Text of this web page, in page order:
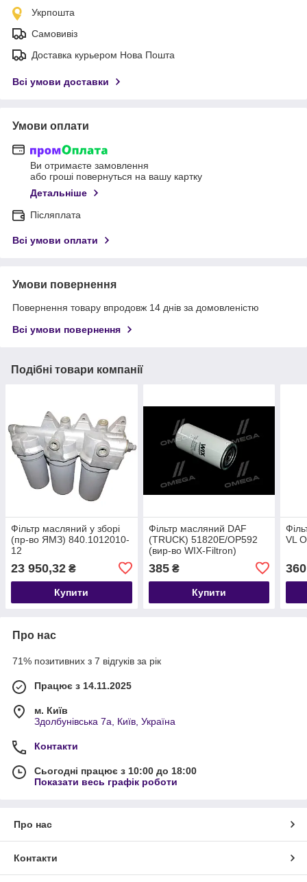
Укрпошта
Самовивіз
Доставка курьером Нова Пошта
Всі умови доставки
Умови оплати
Ви отримаєте замовлення
або гроші повернуться на вашу картку
Детальніше
Післяплата
Всі умови оплати
Умови повернення
Повернення товару впродовж 14 днів за домовленістю
Всі умови повернення
Подібні товари компанії
Фільтр масляний у зборі
(пр-во ЯМЗ) 840.1012010-
12
23 950,32 ₴
Купити
Фільтр масляний DAF
(TRUCK) 51820E/OP592
(вир-во WIX-Filtron)
385₴
Купити
VL
360
Про нас
71% позитивних з 7 відгуків за рік
Працює з 14.11.2025
м. Київ
Здолбунівська 7а, Київ, Україна
Контакти
Сьогодні працює з 10:00 до 18:00
Показати весь графік роботи
Про нас
Контакти